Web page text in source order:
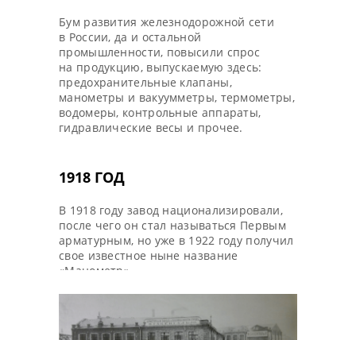
Бум развития железнодорожной сети
в России, да и остальной
промышленности, повысили спрос
на продукцию, выпускаемую здесь:
предохранительные клапаны,
манометры и вакуумметры, термометры,
водомеры, контрольные аппараты,
гидравлические весы и прочее.
В 1918 году завод национализировали,
после чего он стал называться Первым
арматурным, но уже в 1922 году получил
свое известное ныне название
«Манометр».
1918 ГОД